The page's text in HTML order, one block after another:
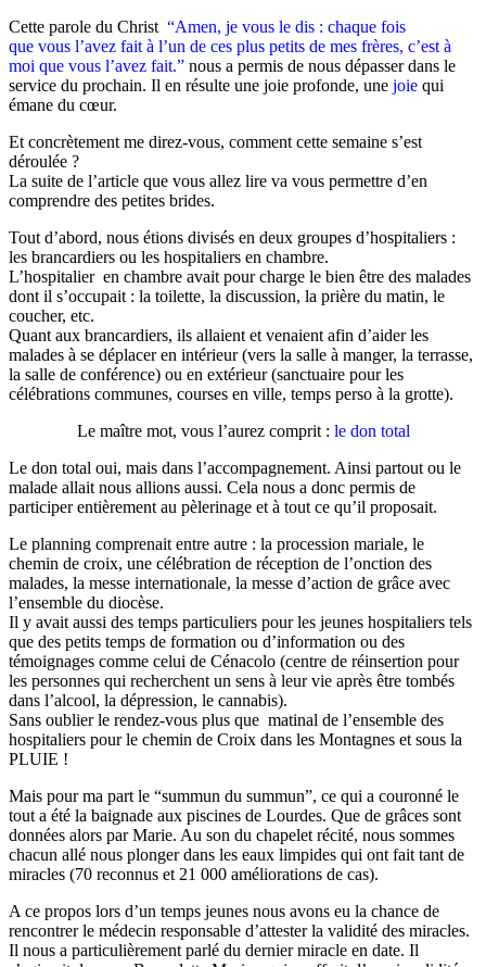
Cette parole du Christ “Amen, je vous le dis : chaque fois
que vous l’avez fait à l’un de ces plus petits de mes frères, c’est à
moi que vous l’avez fait.” nous a permis de nous dépasser dans le
service du prochain. Il en résulte une joie profonde, une joie qui
émane du cœur.
Et concrètement me direz-vous, comment cette semaine s’est
déroulée ?
La suite de l’article que vous allez lire va vous permettre d’en
comprendre des petites brides.
Tout d’abord, nous étions divisés en deux groupes d’hospitaliers :
les brancardiers ou les hospitaliers en chambre.
L’hospitalier en chambre avait pour charge le bien être des malades
dont il s’occupait : la toilette, la discussion, la prière du matin, le
coucher, etc.
Quant aux brancardiers, ils allaient et venaient afin d’aider les
malades à se déplacer en intérieur (vers la salle à manger, la terrasse,
la salle de conférence) ou en extérieur (sanctuaire pour les
célébrations communes, courses en ville, temps perso à la grotte).
Le maître mot, vous l’aurez comprit : le don total
Le don total oui, mais dans l’accompagnement. Ainsi partout ou le
malade allait nous allions aussi. Cela nous a donc permis de
participer entièrement au pèlerinage et à tout ce qu’il proposait.
Le planning comprenait entre autre : la procession mariale, le
chemin de croix, une célébration de réception de l’onction des
malades, la messe internationale, la messe d’action de grâce avec
l’ensemble du diocèse.
Il y avait aussi des temps particuliers pour les jeunes hospitaliers tels
que des petits temps de formation ou d’information ou des
témoignages comme celui de Cénacolo (centre de réinsertion pour
les personnes qui recherchent un sens à leur vie après être tombés
dans l’alcool, la dépression, le cannabis).
Sans oublier le rendez-vous plus que matinal de l’ensemble des
hospitaliers pour le chemin de Croix dans les Montagnes et sous la
PLUIE !
Mais pour ma part le “summun du summun”, ce qui a couronné le
tout a été la baignade aux piscines de Lourdes. Que de grâces sont
données alors par Marie. Au son du chapelet récité, nous sommes
chacun allé nous plonger dans les eaux limpides qui ont fait tant de
miracles (70 reconnus et 21 000 améliorations de cas).
A ce propos lors d’un temps jeunes nous avons eu la chance de
rencontrer le médecin responsable d’attester la validité des miracles.
Il nous a particulièrement parlé du dernier miracle en date. Il